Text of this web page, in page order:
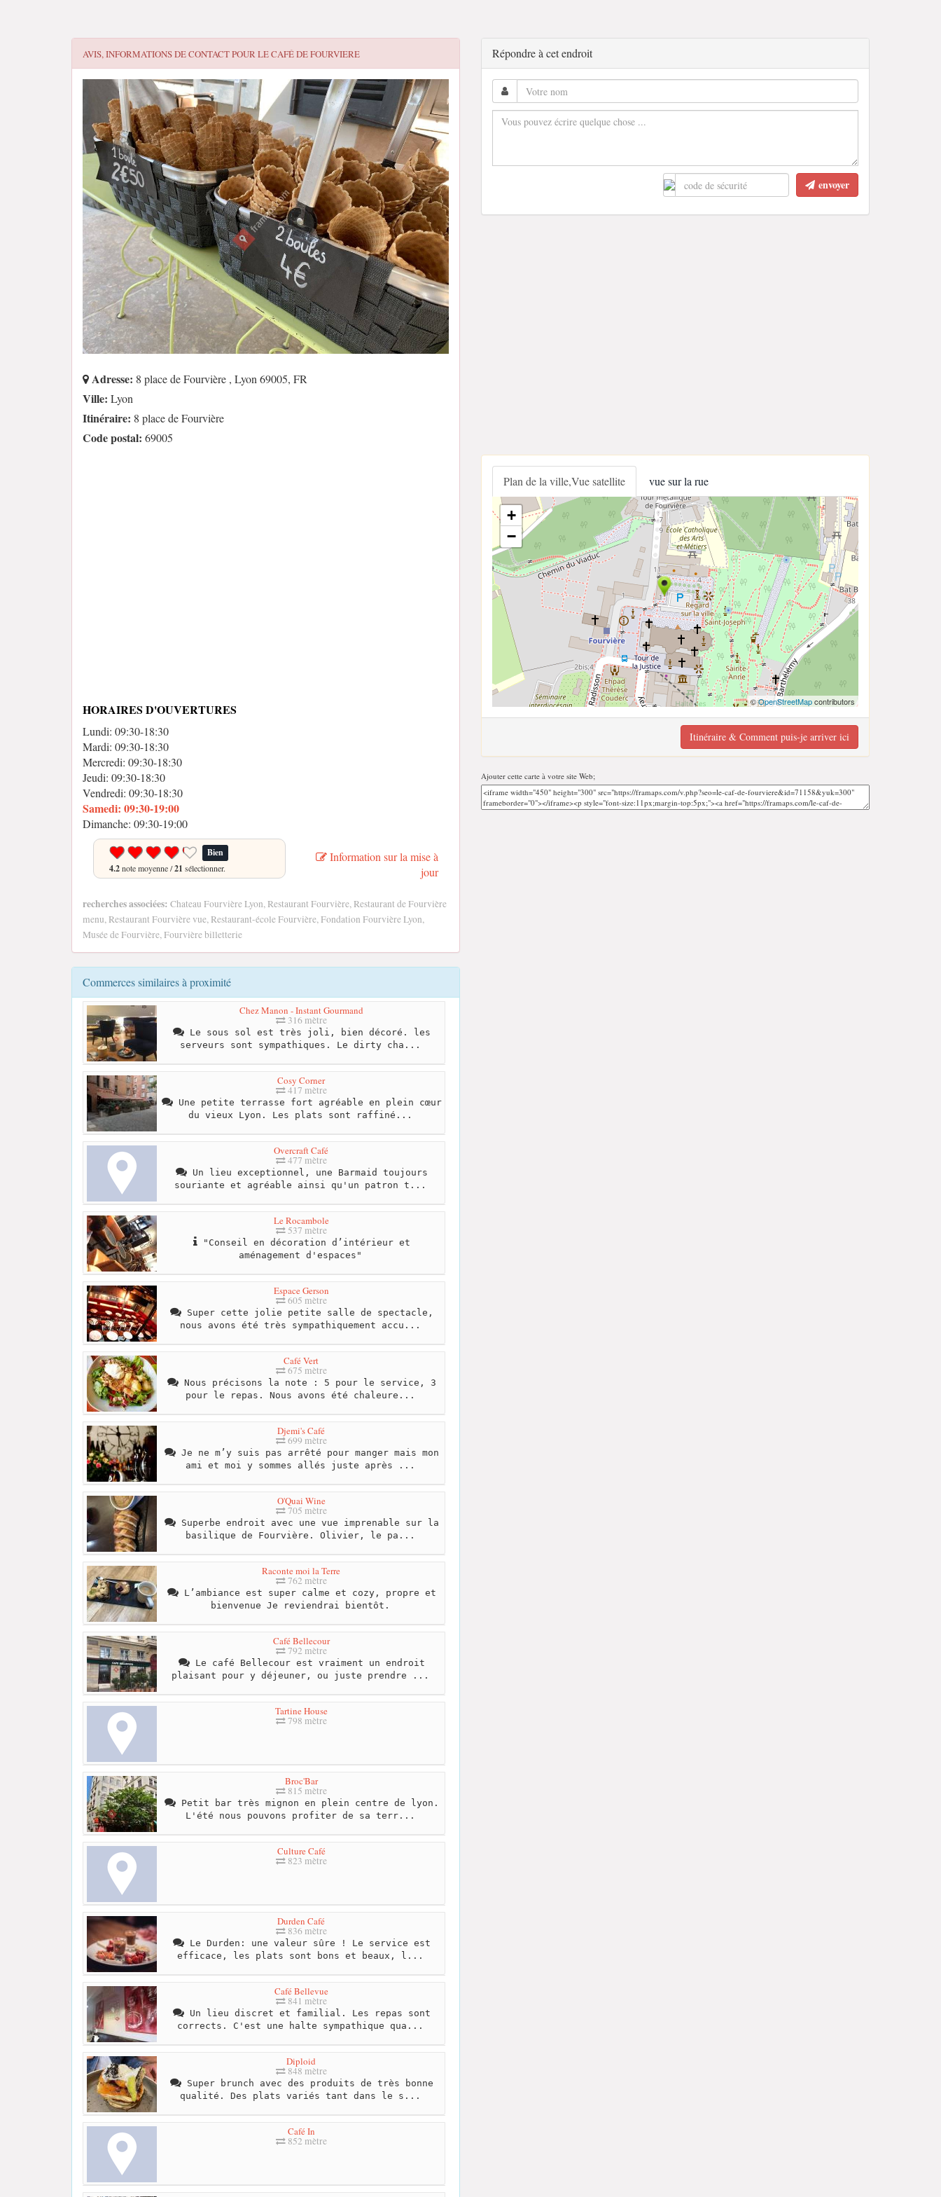
AVIS, INFORMATIONS DE CONTACT POURLE CAFÉ DE FOURVIERE
Adresse: 8 place de Fourvière , Lyon 69005, FR
Ville: Lyon
Itinéraire: 8 place de Fourvière
Code postal: 69005
HORAIRES D'OUVERTURES
Lundi: 09:30-18:30
Mardi: 09:30-18:30
Mercredi: 09:30-18:30
Jeudi: 09:30-18:30
Vendredi: 09:30-18:30
Samedi: 09:30-19:00
Dimanche: 09:30-19:00
Bien
4.2note moyenne /21 sélectionner.
Information sur la mise à
jour
recherches associées: Chateau Fourvière Lyon, Restaurant Fourvière, Restaurant de Fourvière
menu, Restaurant Fourvière vue, Restaurant-école Fourvière, Fondation Fourvière Lyon,
Musée de Fourvière, Fourvière billetterie
Commerces similaires à proximité
Chez Manon - Instant Gourmand
316 mètre
Le sous sol est très joli, bien décoré. les
serveurs sont sympathiques. Le dirty cha...
Cosy Corner
417 mètre
Une petite terrasse fort agréable en plein cœur
du vieux Lyon. Les plats sont raffiné...
Overcraft Café
477 mètre
Un lieu exceptionnel, une Barmaid toujours
souriante et agréable ainsi qu'un patron t...
Le Rocambole
537 mètre
"Conseil en décoration d’intérieur et
aménagement d'espaces"
Espace Gerson
605 mètre
Super cette jolie petite salle de spectacle,
nous avons été très sympathiquement accu...
Café Vert
675 mètre
Nous précisons la note : 5 pour le service, 3
pour le repas. Nous avons été chaleure...
Djemi's Café
699 mètre
Je ne m’y suis pas arrêté pour manger mais mon
ami et moi y sommes allés juste après ...
O'Quai Wine
705 mètre
Superbe endroit avec une vue imprenable sur la
basilique de Fourvière. Olivier, le pa...
Raconte moi la Terre
762 mètre
L’ambiance est super calme et cozy, propre et
bienvenue Je reviendrai bientôt.
Café Bellecour
792 mètre
Le café Bellecour est vraiment un endroit
plaisant pour y déjeuner, ou juste prendre ...
Tartine House
798 mètre
Broc'Bar
815 mètre
Petit bar très mignon en plein centre de lyon.
L'été nous pouvons profiter de sa terr...
Culture Café
823 mètre
Durden Café
836 mètre
Le Durden: une valeur sûre ! Le service est
efficace, les plats sont bons et beaux, l...
Café Bellevue
841 mètre
Un lieu discret et familial. Les repas sont
corrects. C'est une halte sympathique qua...
Diploid
848 mètre
Super brunch avec des produits de très bonne
qualité. Des plats variés tant dans le s...
Café In
852 mètre
Répondre à cet endroit
envoyer
Plan de la ville,Vue satellite vue sur la rue
+
−
©OpenStreetMapcontributors
Itinéraire & Comment puis-je arriver ici
Ajouter cette carte à votre site Web;